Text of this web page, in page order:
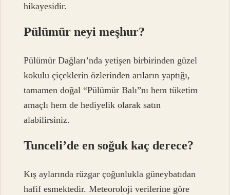
hikayesidir.
Pülümür neyi meşhur?
Pülümür Dağları’nda yetişen birbirinden güzel
kokulu çiçeklerin özlerinden arıların yaptığı,
tamamen doğal “Pülümür Balı”nı hem tüketim
amaçlı hem de hediyelik olarak satın
alabilirsiniz.
Tunceli’de en soğuk kaç derece?
Kış aylarında rüzgar çoğunlukla güneybatıdan
hafif esmektedir. Meteoroloji verilerine göre